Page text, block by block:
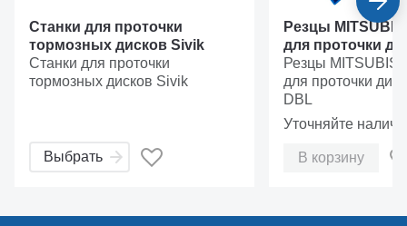
Станки для проточки
тормозных дисков Sivik
Станки для проточки
тормозных дисков Sivik
Выбрать
Резцы
для проточки
DBL
Резцы
для проточки
DBL
Уточняйте
В корзину